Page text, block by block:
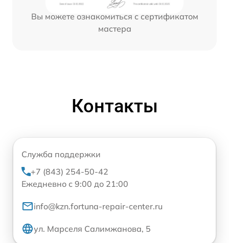
Вы можете ознакомиться с сертификатом
мастера
Контакты
Служба поддержки
+7 (843) 254-50-42
Ежедневно с 9:00 до 21:00
info@kzn.fortuna-repair-center.ru
ул. Марселя Салимжанова, 5